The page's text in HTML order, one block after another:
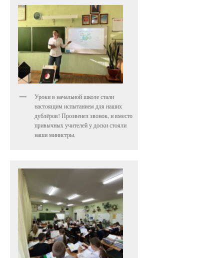
Уроки в начальной школе стали
настоящим испытанием для наших
дублёров! Прозвенел звонок, и вместо
привычных учителей у доски стояли
наши министры.